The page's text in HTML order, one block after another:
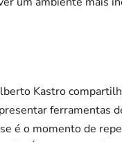
Kastro
ferramentas
é o momento de